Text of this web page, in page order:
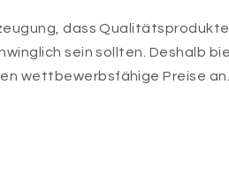
dass
sein sollten. Deshalb
wettbewerbsfähige Preise an.